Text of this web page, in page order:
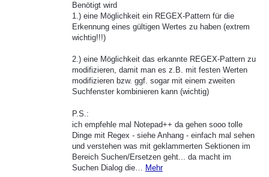
Benötigt wird
1.) eine Möglichkeit ein REGEX-Pattern für die
Erkennung eines gültigen Wertes zu haben (extrem
wichtig!!!)
2.) eine Möglichkeit das erkannte REGEX-Pattern zu
modifizieren, damit man es z.B. mit festen Werten
modifizieren bzw. ggf. sogar mit einem zweiten
Suchfenster kombinieren kann (wichtig)
P.S.:
ich empfehle mal Notepad++ da gehen sooo tolle
Dinge mit Regex - siehe Anhang - einfach mal sehen
und verstehen was mit geklammerten Sektionen im
Bereich Suchen/Ersetzen geht... da macht im
Suchen Dialog die… Mehr